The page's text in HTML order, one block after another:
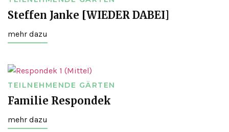
Steffen Janke [WIEDER DABEI]
mehr dazu
TEILNEHMENDE GÄRTEN
Familie Respondek
mehr dazu